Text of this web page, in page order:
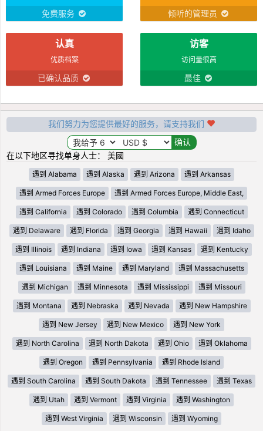
免费服务 倾听的管理员
认真
优质档案
已确认品质
访客
访问量很高
最佳
我们努力为您提供最好的服务，请支持我们
在以下地区寻找单身人士： 美國
遇到 Alabama 遇到 Alaska 遇到 Arizona 遇到 Arkansas
遇到 Armed Forces Europe 遇到 Armed Forces Europe, Middle East,
遇到 California 遇到 Colorado 遇到 Columbia 遇到 Connecticut
遇到 Delaware 遇到 Florida 遇到 Georgia 遇到 Hawaii 遇到 Idaho
遇到 Illinois 遇到 Indiana 遇到 Iowa 遇到 Kansas 遇到 Kentucky
遇到 Louisiana 遇到 Maine 遇到 Maryland 遇到 Massachusetts
遇到 Michigan 遇到 Minnesota 遇到 Mississippi 遇到 Missouri
遇到 Montana 遇到 Nebraska 遇到 Nevada 遇到 New Hampshire
遇到 New Jersey 遇到 New Mexico 遇到 New York
遇到 North Carolina 遇到 North Dakota 遇到 Ohio 遇到 Oklahoma
遇到 Oregon 遇到 Pennsylvania 遇到 Rhode Island
遇到 South Carolina 遇到 South Dakota 遇到 Tennessee 遇到 Texas
遇到 Utah 遇到 Vermont 遇到 Virginia 遇到 Washington
遇到 West Virginia 遇到 Wisconsin 遇到 Wyoming